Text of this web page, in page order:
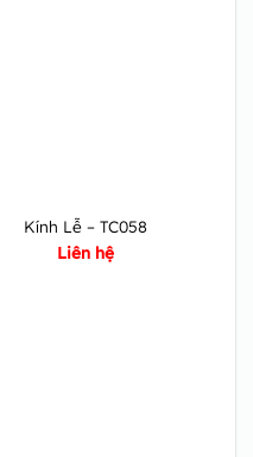
Kính Lễ – TC058
Liên hệ